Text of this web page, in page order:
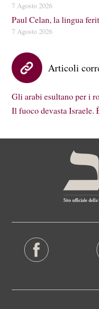
7 Agosto 2026
Paul Celan, la lingua
7 Agosto 2026
Articoli
Gli arabi esultano per i
Il fuoco devasta